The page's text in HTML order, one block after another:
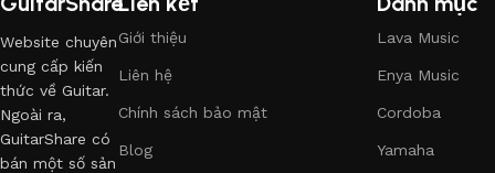
Website chuyên
cung cấp kiến
thức về Guitar.
Ngoài ra,
GuitarShare có
bán một số sản
Giới thiệu
Liên hệ
Chính sách bảo mật
Blog
Lava Music
Enya Music
Cordoba
Yamaha